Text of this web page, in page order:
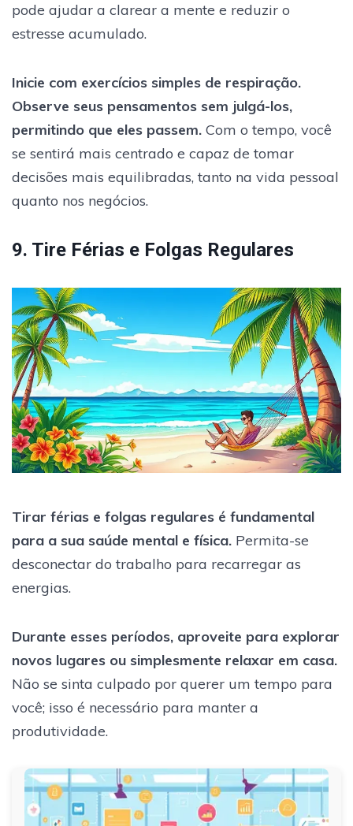
pode ajudar a clarear a mente e reduzir o
estresse acumulado.
Inicie com exercícios simples de respiração.
Observe seus pensamentos sem julgá-los,
permitindo que eles passem. Com o tempo, você
se sentirá mais centrado e capaz de tomar
decisões mais equilibradas, tanto na vida pessoal
quanto nos negócios.
9. Tire Férias e Folgas Regulares
Tirar férias e folgas regulares é fundamental
para a sua saúde mental e física. Permita-se
desconectar do trabalho para recarregar as
energias.
Durante esses períodos, aproveite para explorar
novos lugares ou simplesmente relaxar em casa.
Não se sinta culpado por querer um tempo para
você; isso é necessário para manter a
produtividade.